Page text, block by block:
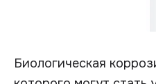
Биологическая